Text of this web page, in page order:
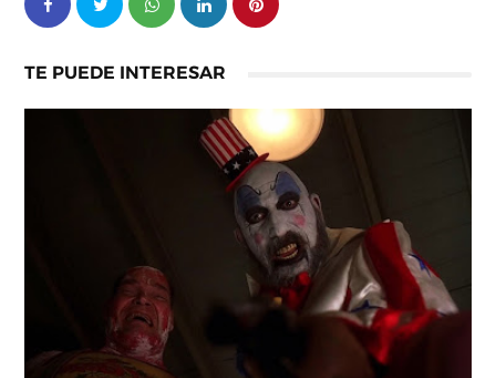
TE PUEDE INTERESAR